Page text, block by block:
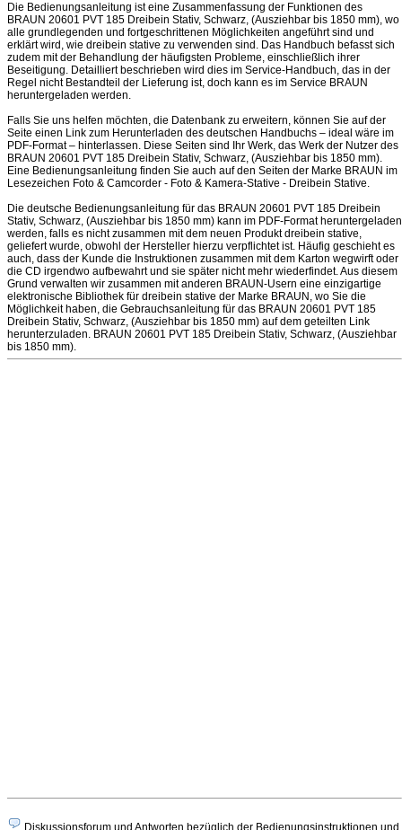
Die Bedienungsanleitung ist eine Zusammenfassung der Funktionen des
BRAUN 20601 PVT 185 Dreibein Stativ, Schwarz, (Ausziehbar bis 1850 mm), wo
alle grundlegenden und fortgeschrittenen Möglichkeiten angeführt sind und
erklärt wird, wie dreibein stative zu verwenden sind. Das Handbuch befasst sich
zudem mit der Behandlung der häufigsten Probleme, einschließlich ihrer
Beseitigung. Detailliert beschrieben wird dies im Service-Handbuch, das in der
Regel nicht Bestandteil der Lieferung ist, doch kann es im Service BRAUN
heruntergeladen werden.
Falls Sie uns helfen möchten, die Datenbank zu erweitern, können Sie auf der
Seite einen Link zum Herunterladen des deutschen Handbuchs – ideal wäre im
PDF-Format – hinterlassen. Diese Seiten sind Ihr Werk, das Werk der Nutzer des
BRAUN 20601 PVT 185 Dreibein Stativ, Schwarz, (Ausziehbar bis 1850 mm).
Eine Bedienungsanleitung finden Sie auch auf den Seiten der Marke BRAUN im
Lesezeichen Foto & Camcorder - Foto & Kamera-Stative - Dreibein Stative.
Die deutsche Bedienungsanleitung für das BRAUN 20601 PVT 185 Dreibein
Stativ, Schwarz, (Ausziehbar bis 1850 mm) kann im PDF-Format heruntergeladen
werden, falls es nicht zusammen mit dem neuen Produkt dreibein stative,
geliefert wurde, obwohl der Hersteller hierzu verpflichtet ist. Häufig geschieht es
auch, dass der Kunde die Instruktionen zusammen mit dem Karton wegwirft oder
die CD irgendwo aufbewahrt und sie später nicht mehr wiederfindet. Aus diesem
Grund verwalten wir zusammen mit anderen BRAUN-Usern eine einzigartige
elektronische Bibliothek für dreibein stative der Marke BRAUN, wo Sie die
Möglichkeit haben, die Gebrauchsanleitung für das BRAUN 20601 PVT 185
Dreibein Stativ, Schwarz, (Ausziehbar bis 1850 mm) auf dem geteilten Link
herunterzuladen. BRAUN 20601 PVT 185 Dreibein Stativ, Schwarz, (Ausziehbar
bis 1850 mm).
Diskussionsforum und Antworten bezüglich der Bedienungsinstruktionen und